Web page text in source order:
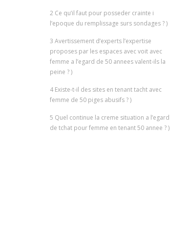
2 Ce qu’il faut pour posseder crainte i
l’epoque du remplissage surs sondages ? )
3 Avertissement d’experts l’expertise
proposes par les espaces avec voit avec
femme a l’egard de 50 annees valent-ils la
peine ? )
4 Existe-t-il des sites en tenant tacht avec
femme de 50 piges abusifs ? )
5 Quel continue la creme situation a l’egard
de tchat pour femme en tenant 50 annee ? )